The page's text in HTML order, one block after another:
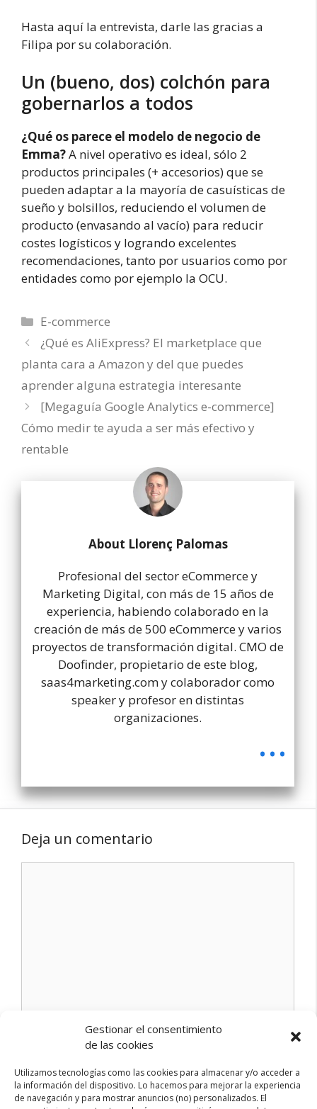
Gestionar el consentimiento
de las cookies
Utilizamos tecnologías como las cookies para almacenar y/o acceder a
la información del dispositivo. Lo hacemos para mejorar la experiencia
de navegación y para mostrar anuncios (no) personalizados. El
Hasta aquí la entrevista, darle las gracias a
Filipa por su colaboración.
Un (bueno, dos) colchón para
gobernarlos a todos
¿Qué os parece el modelo de negocio de
Emma?A nivel operativo es ideal, sólo 2
productos principales (+ accesorios) que se
pueden adaptar a la mayoría de casuísticas de
sueño y bolsillos, reduciendo el volumen de
producto (envasando al vacío) para reducir
costes logísticos y logrando excelentes
recomendaciones, tanto por usuarios como por
entidades como por ejemplo la OCU.
Categorías
E-commerce
¿Qué es AliExpress? El marketplace que
planta cara a Amazon y del que puedes
aprender alguna estrategia interesante
[Megaguía Google Analytics e-commerce]
Cómo medir te ayuda a ser más efectivo y
rentable
About Llorenç Palomas
Profesional del sector eCommerce y
Marketing Digital, con más de 15 años de
experiencia, habiendo colaborado en la
creación de más de 500 eCommerce y varios
proyectos de transformación digital. CMO de
Doofinder, propietario de este blog,
saas4marketing.com y colaborador como
speaker y profesor en distintas
organizaciones.
...
Deja un comentario
Correo
electrónico